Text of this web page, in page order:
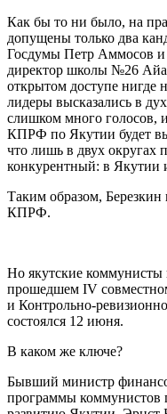
Как бы то ни было, на
допущены только два
Госдумы Петр Аммосов и
директор школы №26
открытом доступе нигде
лидеры высказались в
слишком много голосов,
КПРФ по Якутии будет
что лишь в двух округах
конкурентный: в
Таким образом,
КПРФ.
Но якутские коммунисты
прошедшем IV
и Контрольно-
состоялся 12 июня.
В каком же ключе?
Бывший министр
программы коммунистов